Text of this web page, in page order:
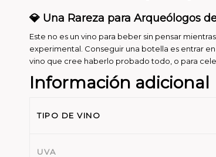
💎 Una Rareza para Arqueólogos
Este no es un vino para beber sin pensar
experimental. Conseguir una botella es entrar
vino que cree haberlo probado todo, o para
Información adicional
TIPO DE VINO
UVA